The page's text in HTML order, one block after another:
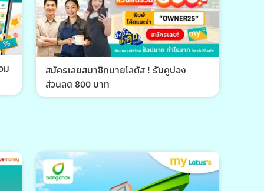
ม
สมัครเลยสมาชิกมายโลตัส ! รับคูปอง
ส่วนลด 800 บาท